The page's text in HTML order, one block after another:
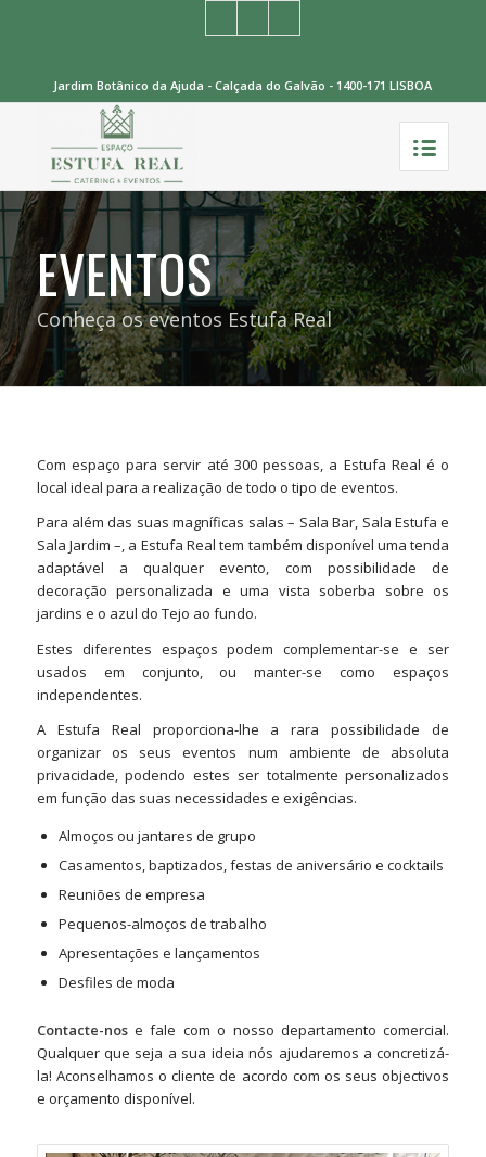
Jardim Botânico da Ajuda - Calçada do Galvão - 1400-171 LISBOA
EVENTOS
Conheça os eventos Estufa Real
Com espaço para servir até 300 pessoas, a Estufa Real é o
local ideal para a realização de todo o tipo de eventos.
Para além das suas magníficas salas – Sala Bar, Sala Estufa e
Sala Jardim –, a Estufa Real tem também disponível uma tenda
adaptável a qualquer evento, com possibilidade de
decoração personalizada e uma vista soberba sobre os
jardins e o azul do Tejo ao fundo.
Estes diferentes espaços podem complementar-se e ser
usados em conjunto, ou manter-se como espaços
independentes.
A Estufa Real proporciona-lhe a rara possibilidade de
organizar os seus eventos num ambiente de absoluta
privacidade, podendo estes ser totalmente personalizados
em função das suas necessidades e exigências.
Almoços ou jantares de grupo
Casamentos, baptizados, festas de aniversário e cocktails
Reuniões de empresa
Pequenos-almoços de trabalho
Apresentações e lançamentos
Desfiles de moda
Contacte-nose fale com o nosso departamento comercial.
Qualquer que seja a sua ideia nós ajudaremos a concretizá-
la! Aconselhamos o cliente de acordo com os seus objectivos
e orçamento disponível.